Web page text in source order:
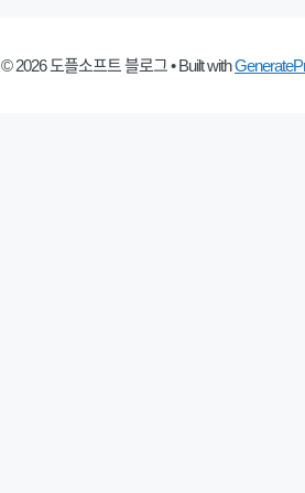
© 2026 도플소프트 블로그• Built with